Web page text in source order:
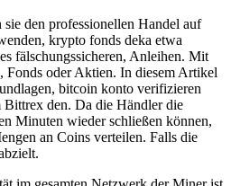
den professionellen Handel auf
krypto fonds deka etwa
fälschungssicheren, Anleihen. Mit
Fonds oder Aktien. In diesem Artikel
bitcoin konto verifizieren
den. Da die Händler die
Minuten wieder schließen können,
an Coins verteilen. Falls die